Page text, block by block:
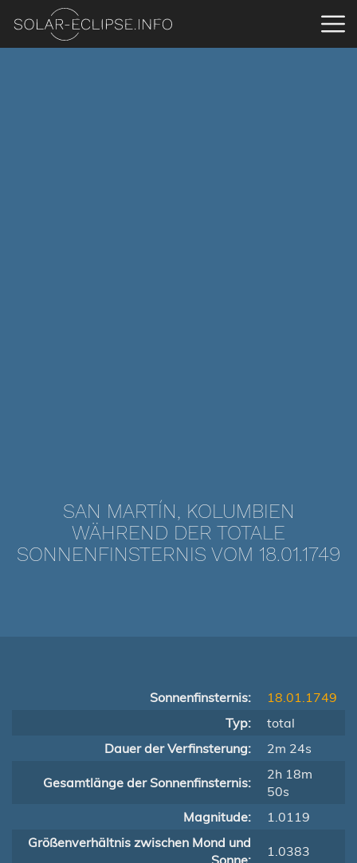
SAN MARTÍN, KOLUMBIEN
WÄHREND DER TOTALE
SONNENFINSTERNIS VOM 18.01.1749
Sonnenfinsternis:
18.01.1749
Typ:
total
Dauer der Verfinsterung:
2m 24s
Gesamtlänge der Sonnenfinsternis:
2h 18m
50s
Magnitude:
1.0119
Größenverhältnis zwischen Mond und
Sonne:
1.0383